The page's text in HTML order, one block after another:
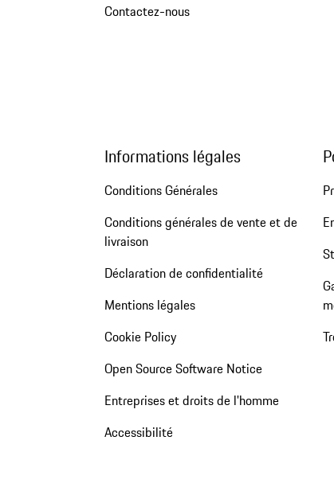
Contactez-nous
Informations légales
Conditions Générales
Conditions générales de vente et de
livraison
Déclaration de confidentialité
Mentions légales
Cookie Policy
Open Source Software Notice
Entreprises et droits de l'homme
Accessibilité